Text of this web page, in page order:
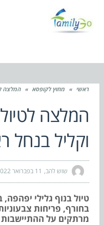
ראשי » מחוץ לקופסא » המלצה
המלצה
וקליל בנחל
שוש להב 11 בפברואר 2022
טיול בנוף גלילי יפהפה,
בחורף, פריחות
מרתקים על